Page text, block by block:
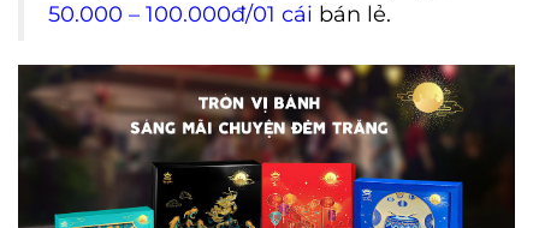
50.000 – 100.000đ/01 cái bán lẻ.